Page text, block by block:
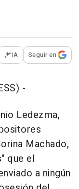
opciones para
IA Seguir en
-
Ledezma,
Machado,
que el
a ningún